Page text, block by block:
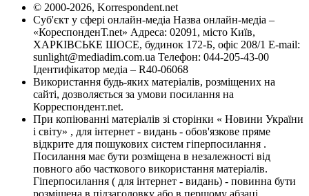
© 2000-2026, Korrespondent.net
Суб'єкт у сфері онлайн-медіа Назва онлайн-медіа –
«КореспонденТ.net» Адреса: 02091, місто Київ,
ХАРКІВСЬКЕ ШОСЕ, будинок 172-Б, офіс 208/1 E-mail:
sunlight@mediadim.com.ua Телефон: 044-205-43-00
Ідентифікатор медіа – R40-06068
Використання будь-яких матеріалів, розміщених на
сайті, дозволяється за умови посилання на
Корреспондент.net.
При копіюванні матеріалів зі сторінки « Новини України
і світу» , для інтернет - видань - обов'язкове пряме
відкрите для пошукових систем гіперпосилання .
Посилання має бути розміщена в незалежності від
повного або часткового використання матеріалів.
Гіперпосилання ( для інтернет - видань) - повинна бути
розміщена в підзаголовку або в першому абзаці